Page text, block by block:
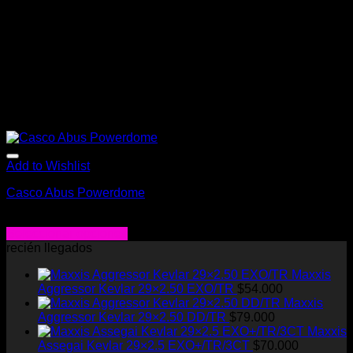
Add to Wishlist
Casco Abus Powerdome
Este
tiene
múltiples
variantes.
opciones
recién llegados
Maxxis
Aggressor Kevlar 29×2.50 EXO/TR $54.000
Maxxis
Aggressor Kevlar 29×2.50 DD/TR $79.000
Maxxis
Assegai Kevlar 29×2.5 EXO+/TR/3CT $70.000